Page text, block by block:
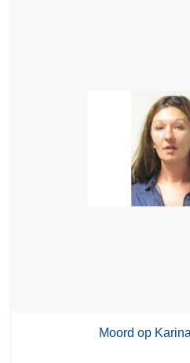
Moord op